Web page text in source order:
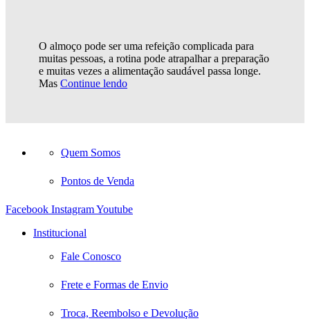
O almoço pode ser uma refeição complicada para
muitas pessoas, a rotina pode atrapalhar a preparação
e muitas vezes a alimentação saudável passa longe.
Mas Continue lendo
Quem Somos
Pontos de Venda
Facebook InstagramYoutube
Institucional
Fale Conosco
Frete e Formas de Envio
Troca, Reembolso e Devolução